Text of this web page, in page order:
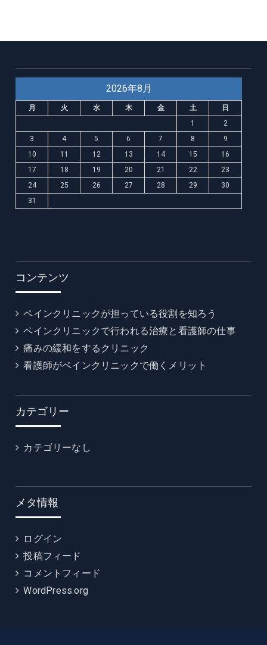
2026年8月
月 火 水 木 金 土
日
1
2
3
4 5 6 7 8
9
10
11 12 13 14 15
16
17
18 19 20 21 22
23
24
25 26 27 28 29
30
31
コンテンツ
ペインクリニックが担っている役割を知ろう
ペインクリニックで行われる治療と看護師の仕事
痛みの緩和をするクリニック
看護師がペインクリニックで働くメリット
カテゴリー
カテゴリーなし
メタ情報
ログイン
投稿フィード
コメントフィード
WordPress.org